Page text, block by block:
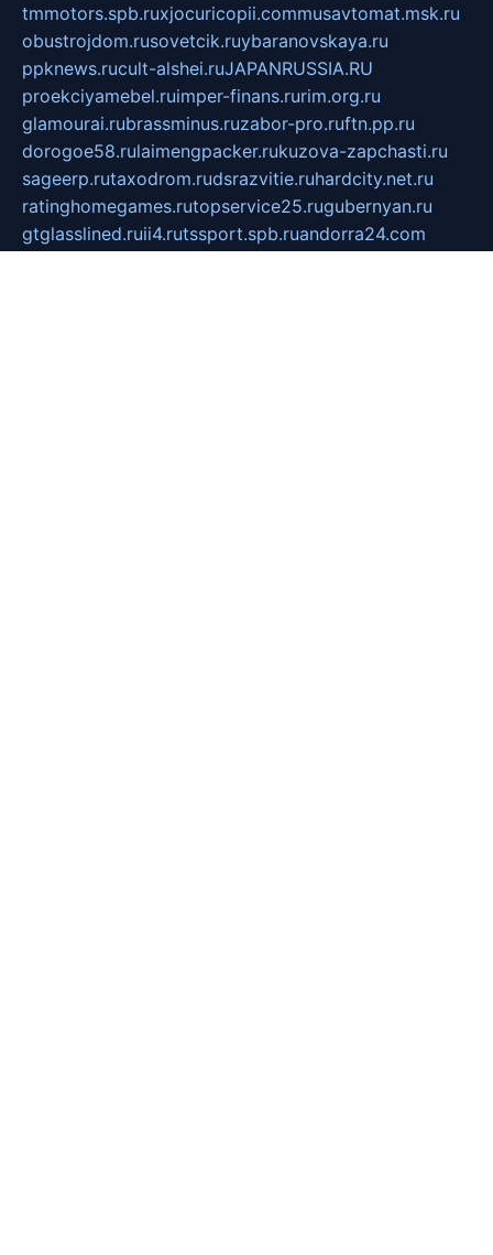
tmmotors.spb.ruxjocuricopii.commusavtomat.msk.ru
obustrojdom.rusovetcik.ruybaranovskaya.ru
ppknews.rucult-alshei.ruJAPANRUSSIA.RU
proekciyamebel.ruimper-finans.rurim.org.ru
glamourai.rubrassminus.ruzabor-pro.ruftn.pp.ru
dorogoe58.rulaimengpacker.rukuzova-zapchasti.ru
sageerp.rutaxodrom.rudsrazvitie.ruhardcity.net.ru
ratinghomegames.rutopservice25.rugubernyan.ru
gtglasslined.ruii4.rutssport.spb.ruandorra24.com